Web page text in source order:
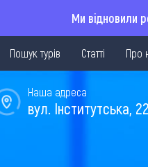
Ми відновили
Пошук турів Статті Про
Наша адреса
вул. Інститутська,